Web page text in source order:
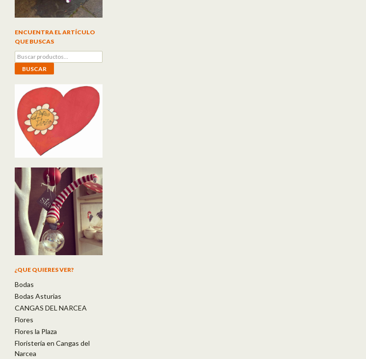
ENCUENTRA EL ARTÍCULO
QUE BUSCAS
Buscar por:
BUSCAR
¿QUE QUIERES VER?
Bodas
Bodas Asturias
CANGAS DEL NARCEA
Flores
Flores la Plaza
Floristería en Cangas del
Narcea